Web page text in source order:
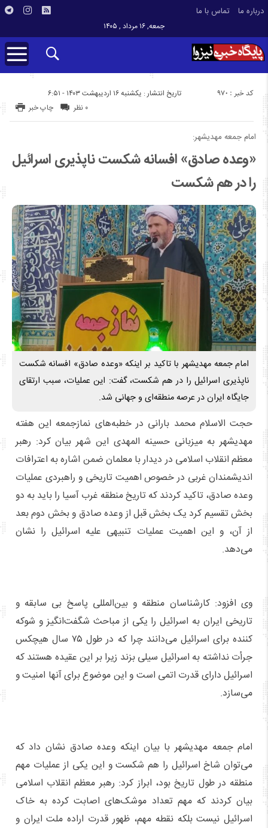
درباره ما تماس با ما
جمعه, ۱۶ مرداد , ۱۴۰۵
تاریخ انتشار : یکشنبه ۱۶ اردیبهشت ۱۴۰۳ - ۶:۵۱ کد خبر : 970
چاپ خبر ۰ نظر
امام جمعه مهدیشهر:
«وعده صادق» افسانه شکست ناپذیری اسرائیل
را در هم شکست
امام جمعه مهدیشهر با تاکید بر اینکه «وعده صادق» افسانه شکست
ناپذیری اسرائیل را در هم شکست، گفت: این عملیات، سبب ارتقای
جایگاه ایران در عرصه منطقه‌ای و جهانی شد.
حجت الاسلام محمد بارانی در خطبه‌های نمازجمعه این هفته
مهدیشهر به میزبانی حسینه المهدی این شهر بیان کرد: رهبر
معظم انقلاب اسلامی در دیدار با معلمان ضمن اشاره به اعترافات
اندیشمندان غربی در خصوص اهمیت تاریخی و راهبردی عملیات
وعده صادق، تاکید کردند که تاریخ منطقه غرب آسیا را باید به دو
بخش تقسیم کرد یک بخش قبل از وعده صادق و بخش دوم بعد
از آن، و این اهمیت عملیات تنبیهی علیه اسرائیل را نشان
می‌دهد.
وی افزود: کارشناسان منطقه و بین‌المللی پاسخ بی سابقه و
تاریخی ایران به اسرائیل را یکی از مباحث شگفت‌انگیز و شوکه
کننده برای اسرائیل می‌دانند چرا که در طول ۷۵ سال هیچکس
جرأت نداشته به اسرائیل سیلی بزند زیرا بر این عقیده هستند که
اسرائیل دارای قدرت اتمی است و این موضوع برای آنها امنیت و
می‌سازد.
امام جمعه مهدیشهر با بیان اینکه وعده صادق نشان داد که
می‌توان شاخ اسرائیل را هم شکست و این یکی از عملیات مهم
منطقه در طول تاریخ بود، ابراز کرد: رهبر معظم انقلاب اسلامی
بیان کردند که مهم تعداد موشک‌های اصابت کرده به خاک
اسرائیل نیست بلکه نقطه مهم، ظهور قدرت اراده ملت ایران و